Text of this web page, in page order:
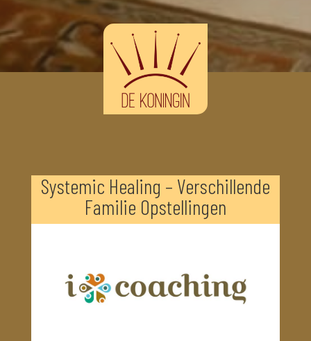
Systemic Healing – Verschillende
Familie Opstellingen